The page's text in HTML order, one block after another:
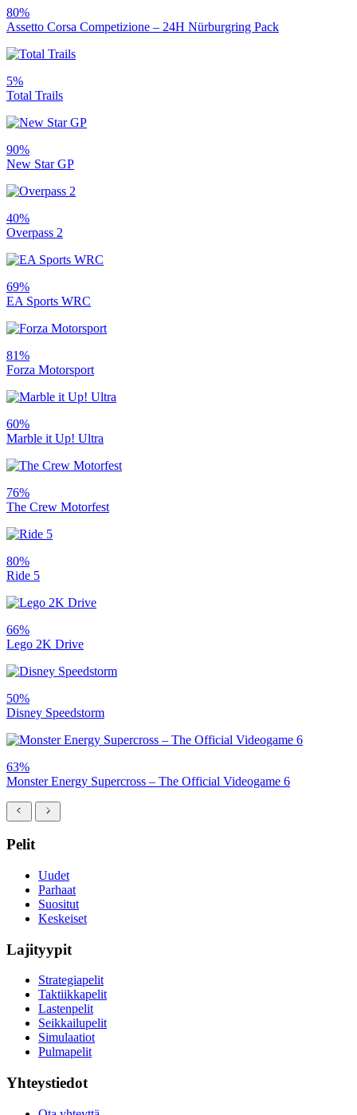
80%
Assetto Corsa Competizione – 24H Nürburgring Pack
5%
Total Trails
90%
New Star GP
40%
Overpass 2
69%
EA Sports WRC
81%
Forza Motorsport
60%
Marble it Up! Ultra
76%
The Crew Motorfest
80%
Ride 5
66%
Lego 2K Drive
50%
Disney Speedstorm
63%
Monster Energy Supercross – The Official Videogame 6
Pelit
Uudet
Parhaat
Suositut
Keskeiset
Lajityypit
Strategiapelit
Taktiikkapelit
Lastenpelit
Seikkailupelit
Simulaatiot
Pulmapelit
Yhteystiedot